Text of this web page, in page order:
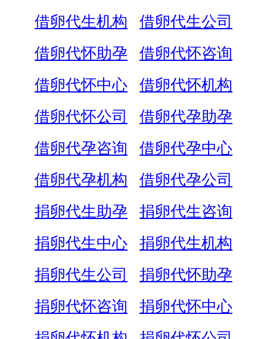
借卵代生机构
借卵代生公司
借卵代怀助孕
借卵代怀咨询
借卵代怀中心
借卵代怀机构
借卵代怀公司
借卵代孕助孕
借卵代孕咨询
借卵代孕中心
借卵代孕机构
借卵代孕公司
捐卵代生助孕
捐卵代生咨询
捐卵代生中心
捐卵代生机构
捐卵代生公司
捐卵代怀助孕
捐卵代怀咨询
捐卵代怀中心